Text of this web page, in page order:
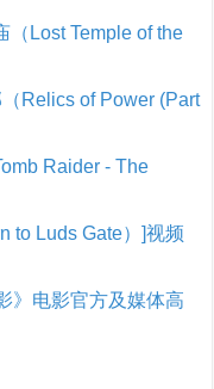
（Lost Temple of the
Relics of Power (Part
Raider - The
to Luds Gate）]视频
》电影官方及媒体高